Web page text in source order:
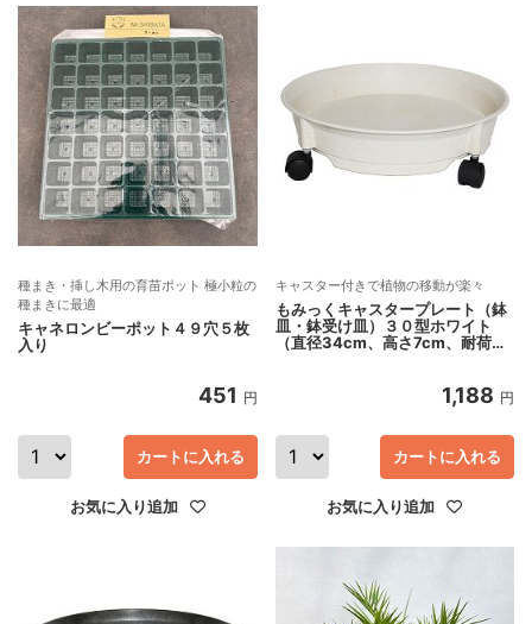
種まき・挿し木用の育苗ポット 極小粒の
種まきに最適
キャネロンビーポット４９穴５枚
入り
451 円
カートに入れる
お気に入り追加
キャスター付きで植物の移動が楽々
もみっくキャスタープレート（鉢
皿・鉢受け皿）３０型ホワイト
（直径34cm、高さ7cm、耐荷重
1,188 円
カートに入れる
お気に入り追加